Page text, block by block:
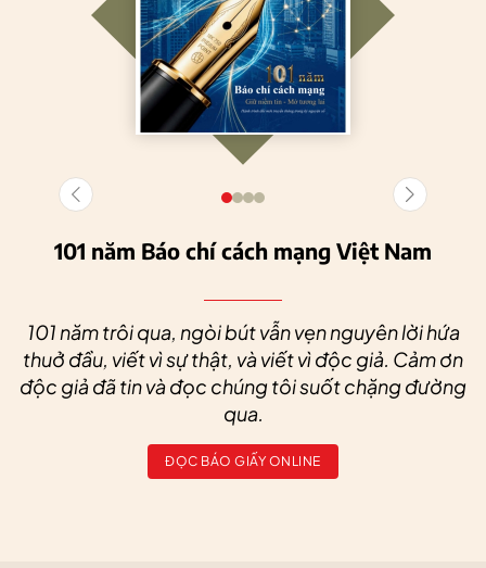
101 năm Báo chí cách mạng Việt Nam
101 năm trôi qua, ngòi bút vẫn vẹn nguyên lời hứa
thuở đầu, viết vì sự thật, và viết vì độc giả. Cảm ơn
độc giả đã tin và đọc chúng tôi suốt chặng đường
qua.
ĐỌC BÁO GIẤY ONLINE